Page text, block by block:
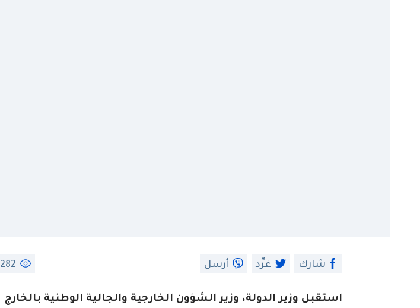
شارك غرِّد أرسل 282
استقبل وزير الدولة، وزير الشؤون الخارجية والجالية الوطنية بالخارج